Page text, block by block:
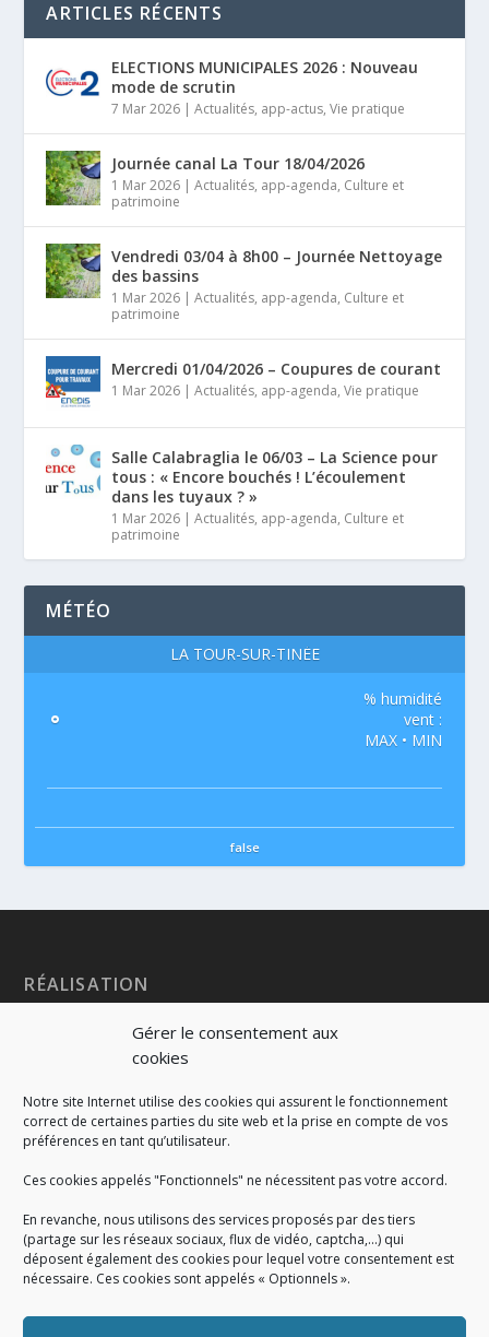
Gérer le consentement aux
cookies
Notre site Internet utilise des cookies qui assurent le fonctionnement
correct de certaines parties du site web et la prise en compte de vos
préférences en tant qu’utilisateur.
Ces cookies appelés "Fonctionnels" ne nécessitent pas votre accord.
En revanche, nous utilisons des services proposés par des tiers
(partage sur les réseaux sociaux, flux de vidéo, captcha,...) qui
déposent également des cookies pour lequel votre consentement est
nécessaire. Ces cookies sont appelés « Optionnels ».
ARTICLES RÉCENTS
ELECTIONS MUNICIPALES 2026 : Nouveau
mode de scrutin
7 Mar 2026 |Actualités, app-actus,Vie pratique
Journée canal La Tour 18/04/2026
1 Mar 2026 |Actualités, app-agenda, Culture et
patrimoine
Vendredi 03/04 à 8h00 – Journée Nettoyage
des bassins
1 Mar 2026 |Actualités, app-agenda, Culture et
patrimoine
Mercredi 01/04/2026 – Coupures de courant
1 Mar 2026 |Actualités, app-agenda,Vie pratique
Salle Calabraglia le 06/03 – La Science pour
tous : « Encore bouchés ! L’écoulement
dans les tuyaux ? »
1 Mar 2026 |Actualités, app-agenda, Culture et
patrimoine
MÉTÉO
LA TOUR-SUR-TINÉE
°
% humidité
vent :
MAX • MIN
false
RÉALISATION